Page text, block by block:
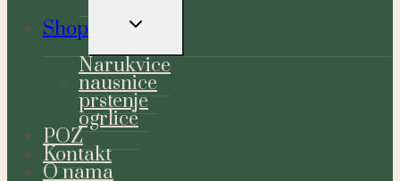
Shop
TOGGLE
MENU
Narukvice
nausnice
prstenje
ogrlice
POZ
Kontakt
O nama